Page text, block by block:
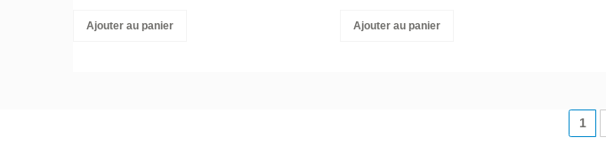
Ajouter au panier Ajouter au panier
1